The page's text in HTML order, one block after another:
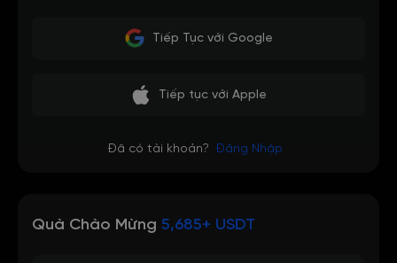
Quà Chào Mừng 5,685+ USDT
Tiếp Tục với Google
Tiếp tục với Apple
Đã có tài khoản? Đăng Nhập